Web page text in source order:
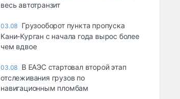
весь автотранзит
03.08 Грузооборот пункта пропуска
Кани-Курган с начала года вырос более
чем вдвое
03.08 В ЕАЭС стартовал второй этап
отслеживания грузов по
навигационным пломбам